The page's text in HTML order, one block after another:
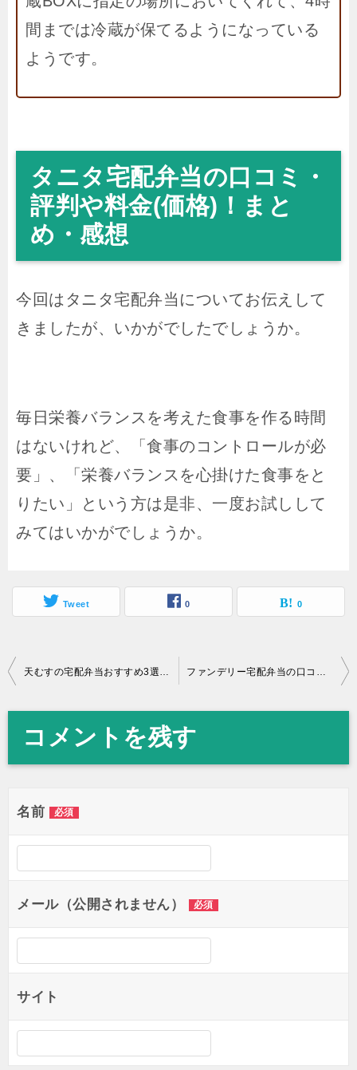
間までは冷蔵が保てるようになっている
ようです。
タニタ宅配弁当の口コミ・
評判や料金(価格)！まと
め・感想
今回はタニタ宅配弁当についてお伝えして
きましたが、いかがでしたでしょうか。
毎日栄養バランスを考えた食事を作る時間
はないけれど、「食事のコントロールが必
要」、「栄養バランスを心掛けた食事をと
りたい」という方は是非、一度お試しして
みてはいかがでしょうか。
Tweet 0 0
投
稿
ナ
ビ
ゲ
ー
シ
ン
コメントを残す
名前 必須
メール（公開されません） 必須
サイト